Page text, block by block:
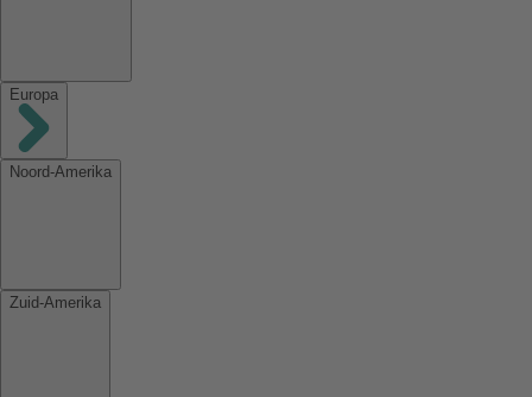
Europa
Noord-Amerika
Zuid-Amerika